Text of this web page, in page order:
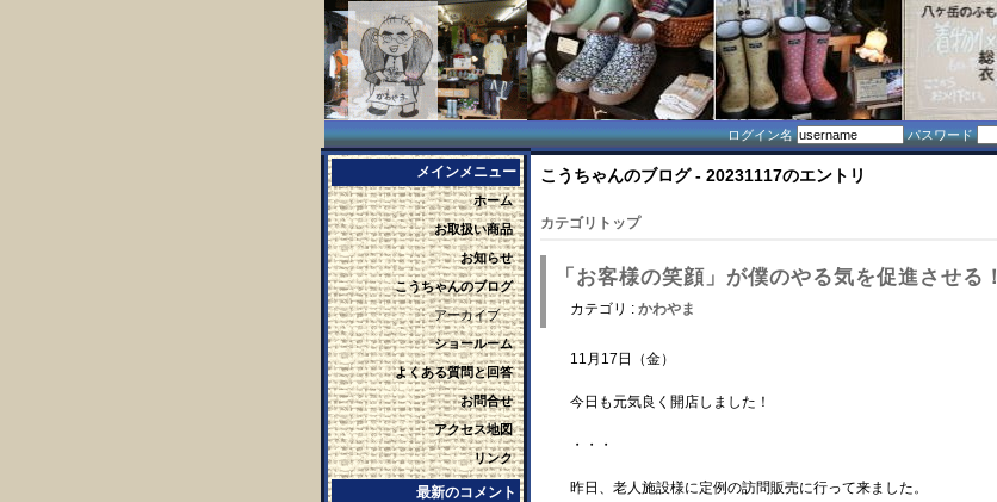
ログイン名 パスワード
メインメニュー
ホーム
お取扱い商品
お知らせ
こうちゃんのブログ
アーカイブ
ショールーム
よくある質問と回答
お問合せ
アクセス地図
リンク
最新のコメント
こうちゃんのブログ - 20231117のエントリ
カテゴリトップ
「お客様の笑顔」が僕のやる気を促進させる！
カテゴリ : かわやま
11月17日（金）
今日も元気良く開店しました！
・・・
昨日、老人施設様に定例の訪問販売に行って来ました。